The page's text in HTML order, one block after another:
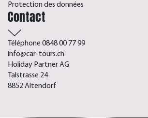
Protection des données
Contact
Téléphone 0848 00 77 99
info@car-tours.ch
Holiday Partner AG
Talstrasse 24
8852 Altendorf